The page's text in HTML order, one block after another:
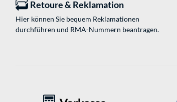
Retoure & Reklamation
Hier können Sie bequem Reklamationen
durchführen und RMA-Nummern beantragen.